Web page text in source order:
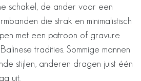
schakel, de ander voor een
die strak en minimalistisch
met een patroon of gravure
tradities. Sommige mannen
stijlen, anderen dragen juist één
uit.